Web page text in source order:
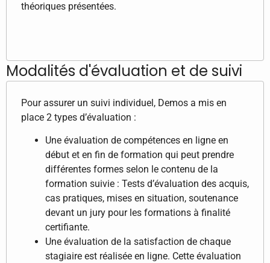
théoriques présentées.
Modalités d'évaluation et de suivi
Pour assurer un suivi individuel, Demos a mis en
place 2 types d’évaluation :
Une évaluation de compétences en ligne en
début et en fin de formation qui peut prendre
différentes formes selon le contenu de la
formation suivie : Tests d’évaluation des acquis,
cas pratiques, mises en situation, soutenance
devant un jury pour les formations à finalité
certifiante.
Une évaluation de la satisfaction de chaque
stagiaire est réalisée en ligne. Cette évaluation